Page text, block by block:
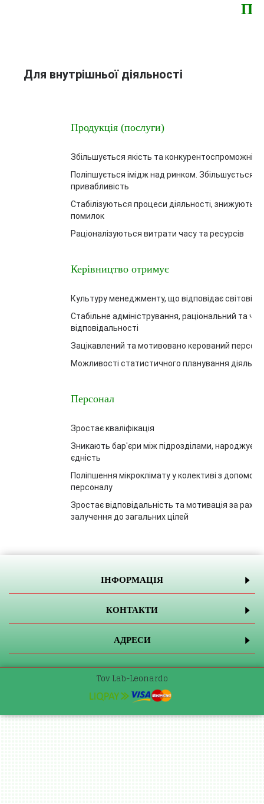
Для внутрішньої діяльності
Продукція (послуги)
Збільшується якість та
Поліпшується імідж над ринком. Збільшується
привабливість
Стабілізуються процеси діяльності,
помилок
Раціоналізуються витрати часу та ресурсів
Керівництво отримує
Культуру менеджменту, що відповідає світовій
Стабільне адміністрування, раціональний та
відповідальності
Зацікавлений та мотивовано керований
Можливості статистичного планування
Персонал
Зростає кваліфікація
Зникають бар'єри між підрозділами,
єдність
Поліпшення мікроклімату у колективі з
персоналу
Зростає відповідальність та мотивація за
залучення до загальних цілей
ІНФОРМАЦІЯ
КОНТАКТИ
АДРЕСИ
Tov Lab-Leonardo